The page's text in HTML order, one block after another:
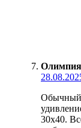
Олимпия
Обычный
30х40.